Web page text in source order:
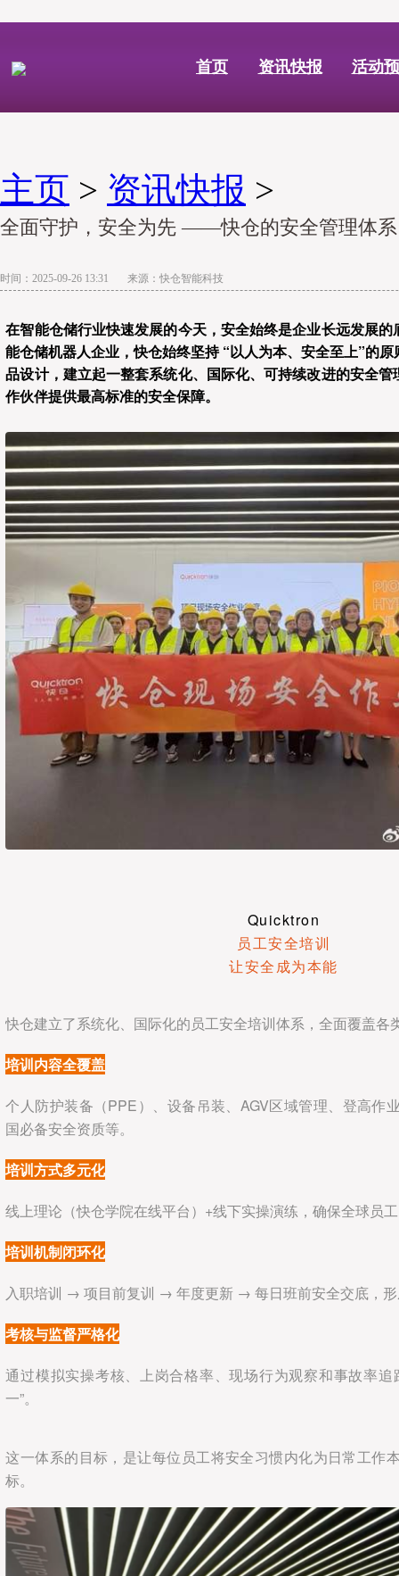
首页 资讯快报 活动
主页 > 资讯快报 >
全面守护，安全为先 ——快仓的安全管理体系
时间：2025-09-26 13:31 来源：快仓智能科技
在智能仓储行业快速发展的今天，安全始终是企业长远发展
能仓储机器人企业，快仓始终坚持 “以人为本、安全至上”的
品设计，建立起一整套系统化、国际化、可持续改进的安全
作伙伴提供最高标准的安全保障。
Quicktron
员工安全培训
让安全成为本能
快仓建立了系统化、国际化的员工安全培训体系，全面覆盖各
培训内容全覆盖
个人防护装备（PPE）、设备吊装、AGV区域管理、登高作
国必备安全资质等。
培训方式多元化
线上理论（快仓学院在线平台）+线下实操演练，确保全球员
培训机制闭环化
入职培训 → 项目前复训 → 年度更新 → 每日班前安全交底，
考核与监督严格化
通过模拟实操考核、上岗合格率、现场行为观察和事故率追
一”。
这一体系的目标，是让每位员工将安全习惯内化为日常工作
标。